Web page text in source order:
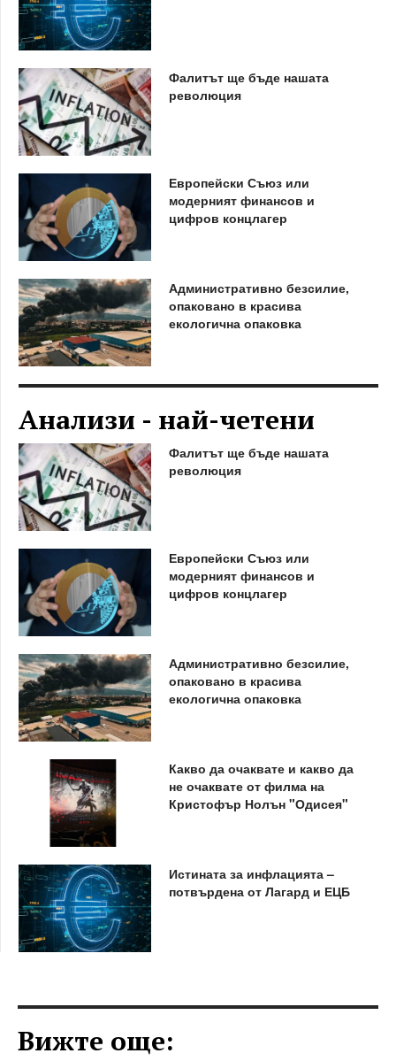
Фалитът ще бъде нашата
революция
Европейски Съюз или
модерният финансов и
цифров концлагер
Административно безсилие,
опаковано в красива
екологична опаковка
Анализи - най-четени
Фалитът ще бъде нашата
революция
Европейски Съюз или
модерният финансов и
цифров концлагер
Административно безсилие,
опаковано в красива
екологична опаковка
Какво да очаквате и какво да
не очаквате от филма на
Кристофър Нолън "Одисея"
Истината за инфлацията –
потвърдена от Лагард и ЕЦБ
Вижте още: